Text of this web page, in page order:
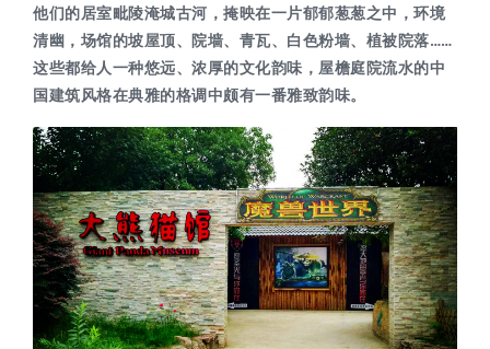
他们的居室毗陵淹城古河，掩映在一片郁郁葱葱之中，环境
清幽，场馆的坡屋顶、院墙、青瓦、白色粉墙、植被院落……
这些都给人一种悠远、浓厚的文化韵味，屋檐庭院流水的中
国建筑风格在典雅的格调中颇有一番雅致韵味。